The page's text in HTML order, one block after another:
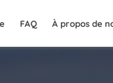
FAQ À propos de